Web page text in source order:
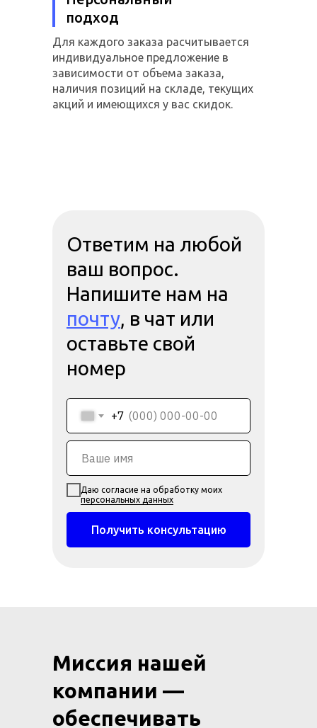
подход
Для каждого заказа расчитывается
индивидуальное предложение в
зависимости от объема заказа,
наличия позиций на складе, текущих
акций и имеющихся у вас скидок.
Ответим на любой
ваш вопрос.
Напишите нам на
почту, в чат или
оставьте свой
номер
+7
Даю согласие на обработку моих
персональных данных
Получить консультацию
Миссия нашей
компании —
обеспечивать